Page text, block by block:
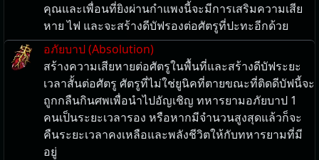
คุณและเพื่อนที่ยิงผ่านกำแพงนี้จะมีการเสริมความเสีย
หาย ไฟ และจะสร้างดีบัฟรองต่อศัตรูที่ปะทะอีกด้วย
อภัยบาป (Absolution)
สร้างความเสียหายต่อศัตรูในพื้นที่และสร้างดีบัฟระยะ
เวลาสั้นต่อศัตรู ศัตรูที่ไม่ใช่ยูนิคที่ตายขณะที่ติดดีบัฟนี้จะ
ถูกกลืนกินศพเพื่อนำไปอัญเชิญ ทหารยามอภัยบาป 1
คนเป็นระยะเวลารอง หรือหากมีจำนวนสูงสุดแล้วก็จะ
คืนระยะเวลาคงเหลือและพลังชีวิตให้กับทหารยามที่มี
อยู่